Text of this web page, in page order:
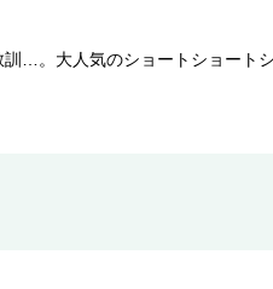
訓…。大人気のショートショー